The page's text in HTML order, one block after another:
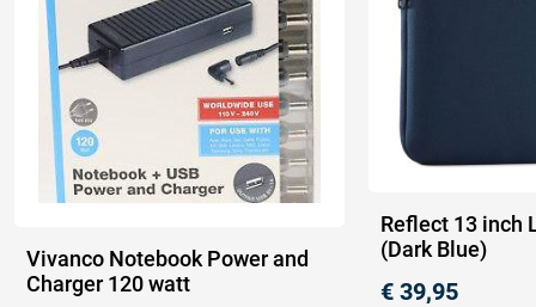
Vivanco Notebook Power and
Charger 120 watt
Reflect 13 inch
(Dark Blue)
€ 39,95